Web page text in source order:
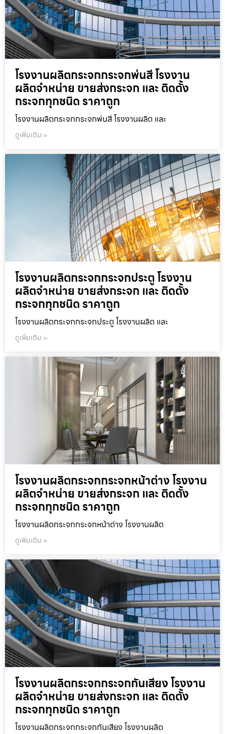
โรงงานผลิตกระจกกระจกพ่นสี โรงงาน
ผลิตจำหน่าย ขายส่งกระจก และ ติดตั้ง
กระจกทุกชนิด ราคาถูก
โรงงานผลิตกระจกกระจกพ่นสี โรงงานผลิต และ
ดูเพิ่มเติม »
โรงงานผลิตกระจกกระจกประตู โรงงาน
ผลิตจำหน่าย ขายส่งกระจก และ ติดตั้ง
กระจกทุกชนิด ราคาถูก
โรงงานผลิตกระจกกระจกประตู โรงงานผลิต และ
ดูเพิ่มเติม »
โรงงานผลิตกระจกกระจกหน้าต่าง โรงงาน
ผลิตจำหน่าย ขายส่งกระจก และ ติดตั้ง
กระจกทุกชนิด ราคาถูก
โรงงานผลิตกระจกกระจกหน้าต่าง โรงงานผลิต
ดูเพิ่มเติม »
โรงงานผลิตกระจกกระจกกันเสียง โรงงาน
ผลิตจำหน่าย ขายส่งกระจก และ ติดตั้ง
กระจกทุกชนิด ราคาถูก
โรงงานผลิตกระจกกระจกกันเสียง โรงงานผลิต